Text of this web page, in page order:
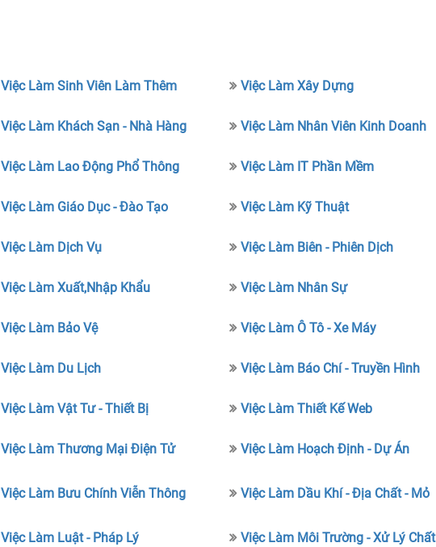
Việc Làm Sinh Viên Làm Thêm Việc Làm Xây Dựng
Việc Làm Khách Sạn - Nhà Hàng Việc Làm Nhân Viên Kinh Doanh
Việc Làm Lao Động Phổ Thông Việc Làm IT Phần Mềm
Việc Làm Giáo Dục - Đào Tạo Việc Làm Kỹ Thuật
Việc Làm Dịch Vụ Việc Làm Biên - Phiên Dịch
Việc Làm Xuất,nhập Khẩu Việc Làm Nhân Sự
Việc Làm Bảo Vệ Việc Làm Ô Tô - Xe Máy
Việc Làm Du Lịch Việc Làm Báo Chí - Truyền Hình
Việc Làm Vật Tư - Thiết Bị Việc Làm Thiết Kế Web
Việc Làm Thương Mại Điện Tử Việc Làm Hoạch Định - Dự Án
Việc Làm Bưu Chính Viễn Thông Việc Làm Dầu Khí - Địa Chất - Mỏ
Việc Làm Luật - Pháp Lý
Việc Làm Môi Trường - Xử Lý Chất